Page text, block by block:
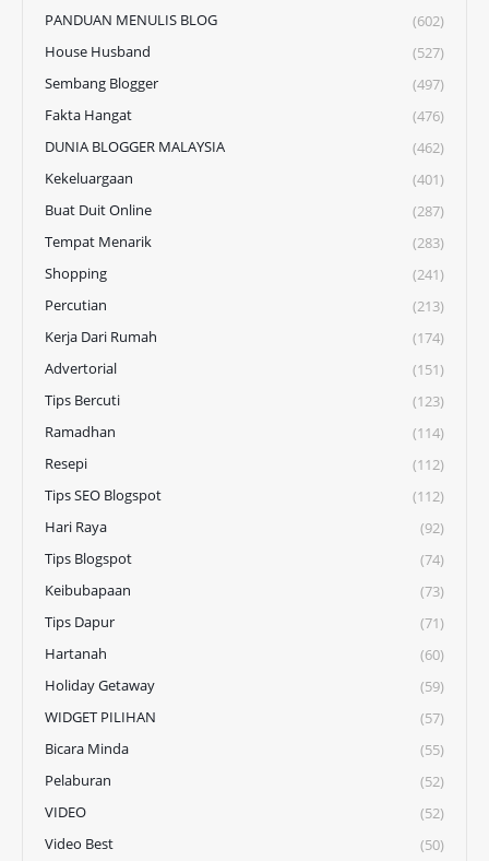
PANDUAN MENULIS BLOG
(602)
House Husband
(527)
Sembang Blogger
(497)
Fakta Hangat
(476)
DUNIA BLOGGER MALAYSIA
(462)
Kekeluargaan
(401)
Buat Duit Online
(287)
Tempat Menarik
(283)
Shopping
(241)
Percutian
(213)
Kerja Dari Rumah
(174)
Advertorial
(151)
Tips Bercuti
(123)
Ramadhan
(114)
Resepi
(112)
Tips SEO Blogspot
(112)
Hari Raya
(92)
Tips Blogspot
(74)
Keibubapaan
(73)
Tips Dapur
(71)
Hartanah
(60)
Holiday Getaway
(59)
WIDGET PILIHAN
(57)
Bicara Minda
(55)
Pelaburan
(52)
VIDEO
(52)
Video Best
(50)